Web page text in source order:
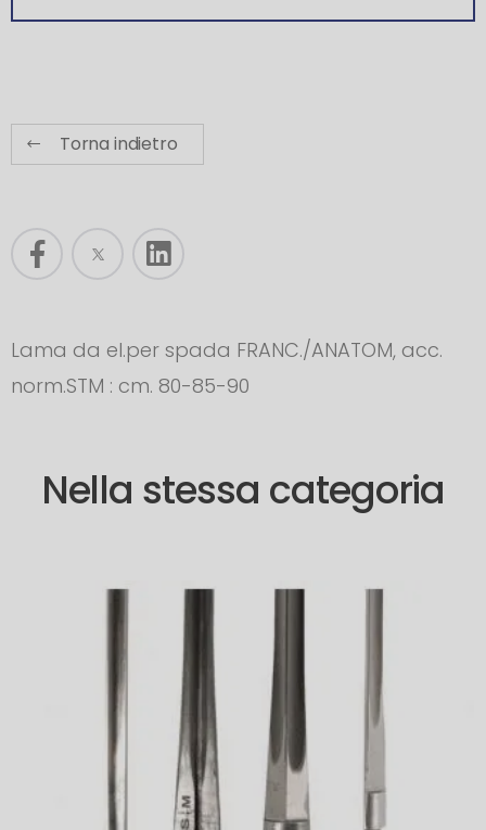
Torna indietro
Lama da el.per spada FRANC./ANATOM, acc.
norm.STM : cm. 80-85-90
Nella stessa categoria